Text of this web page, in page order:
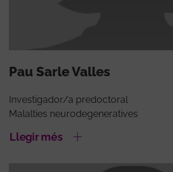
Pau Sarle Valles
Investigador/a predoctoral
Malalties neurodegeneratives
Llegir més